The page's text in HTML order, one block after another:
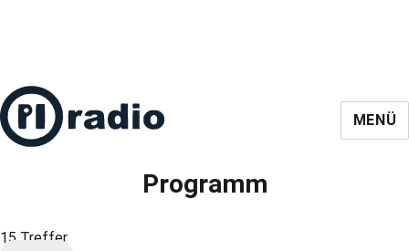
MENÜ
Programm
15 Treffer